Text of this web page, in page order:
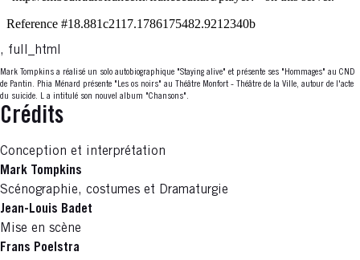
, full_html
Mark Tompkins a réalisé un solo autobiographique "Staying alive" et présente ses "Hommages" au CND
de Pantin. Phia Ménard présente "Les os noirs" au Théâtre Monfort - Théâtre de la Ville, autour de l'acte
du suicide. L a intitulé son nouvel album "Chansons".
Crédits
Conception et interprétation
Mark Tompkins
Scénographie, costumes et Dramaturgie
Jean-Louis Badet
Mise en scène
Frans Poelstra